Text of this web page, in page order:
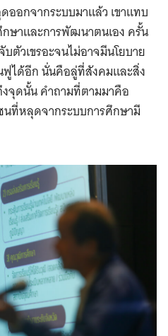
ออกจากระบบมาแล้ว เขาแทบ
กษาและการพัฒนาตนเอง ครั้น
ตัวเขรอะจนไม่อาจมีนโยบาย
ฟูได้อีก นั่นคือลู่ที่สังคมและสิ่ง
จุดนั้น คำถามที่ตามมาคือ
นที่หลุดจากระบบการศึกษามี